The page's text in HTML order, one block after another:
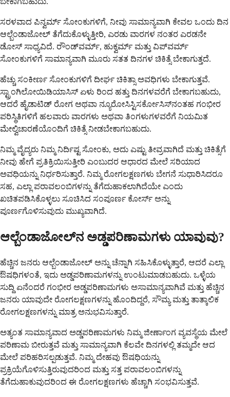
ಸರಳವಾದ ಪಿನ್ವರ್ಮ್ ಸೋಂಕುಗಳಿಗೆ, ನೀವು ಸಾಮಾನ್ಯವಾಗಿ ಕೇವಲ ಒಂದು ದಿನ
ಆಲ್ಬೆಂಡಾಜೋಲ್ ತೆಗೆದುಕೊಳ್ಳುತ್ತೀರಿ, ಎರಡು ವಾರಗಳ ನಂತರ ಎರಡನೇ
ಡೋಸ್ ಸಾಧ್ಯವಿದೆ. ರೌಂಡ್‌ವರ್ಮ್, ಹುಕ್ವರ್ಮ್ ಮತ್ತು ವಿಪ್‌ವರ್ಮ್
ಸೋಂಕುಗಳಿಗೆ ಸಾಮಾನ್ಯವಾಗಿ ಮೂರು ಸತತ ದಿನಗಳ ಚಿಕಿತ್ಸೆ ಬೇಕಾಗುತ್ತದೆ.
ಹೆಚ್ಚು ಸಂಕೀರ್ಣ ಸೋಂಕುಗಳಿಗೆ ದೀರ್ಘ ಚಿಕಿತ್ಸಾ ಅವಧಿಗಳು ಬೇಕಾಗುತ್ತವೆ.
ಸ್ಟ್ರಾಂಗಿಲೋಯಿಡಿಯಾಸಿಸ್ ಏಳು ರಿಂದ ಹತ್ತು ದಿನಗಳವರೆಗೆ ಬೇಕಾಗಬಹುದು,
ಆದರೆ ಹೈಡಾಟಿಡ್ ರೋಗ ಅಥವಾ ನ್ಯೂರೋಸಿಸ್ಟಿಸರ್ಕೋಸಿಸ್‌ನಂತಹ ಗಂಭೀರ
ಪರಿಸ್ಥಿತಿಗಳಿಗೆ ಹಲವಾರು ವಾರಗಳು ಅಥವಾ ತಿಂಗಳುಗಳವರೆಗೆ ನಿಯಮಿತ
ಮೇಲ್ವಿಚಾರಣೆಯೊಂದಿಗೆ ಚಿಕಿತ್ಸೆ ನೀಡಬೇಕಾಗಬಹುದು.
ನಿಮ್ಮ ವೈದ್ಯರು ನಿಮ್ಮ ನಿರ್ದಿಷ್ಟ ಸೋಂಕು, ಅದು ಎಷ್ಟು ತೀವ್ರವಾಗಿದೆ ಮತ್ತು ಚಿಕಿತ್ಸೆಗೆ
ನೀವು ಹೇಗೆ ಪ್ರತಿಕ್ರಿಯಿಸುತ್ತೀರಿ ಎಂಬುದರ ಆಧಾರದ ಮೇಲೆ ಸರಿಯಾದ
ಅವಧಿಯನ್ನು ನಿರ್ಧರಿಸುತ್ತಾರೆ. ನಿಮ್ಮ ರೋಗಲಕ್ಷಣಗಳು ಬೇಗನೆ ಸುಧಾರಿಸಿದರೂ
ಸಹ, ಎಲ್ಲಾ ಪರಾವಲಂಬಿಗಳನ್ನು ತೆಗೆದುಹಾಕಲಾಗಿದೆಯೇ ಎಂದು
ಖಚಿತಪಡಿಸಿಕೊಳ್ಳಲು ಸೂಚಿಸಿದ ಸಂಪೂರ್ಣ ಕೋರ್ಸ್ ಅನ್ನು
ಪೂರ್ಣಗೊಳಿಸುವುದು ಮುಖ್ಯವಾಗಿದೆ.
ಆಲ್ಬೆಂಡಾಜೋಲ್‌ನ ಅಡ್ಡಪರಿಣಾಮಗಳು ಯಾವುವು?
ಹೆಚ್ಚಿನ ಜನರು ಆಲ್ಬೆಂಡಾಜೋಲ್ ಅನ್ನು ಚೆನ್ನಾಗಿ ಸಹಿಸಿಕೊಳ್ಳುತ್ತಾರೆ, ಆದರೆ ಎಲ್ಲಾ
ಔಷಧಿಗಳಂತೆ, ಇದು ಅಡ್ಡಪರಿಣಾಮಗಳನ್ನು ಉಂಟುಮಾಡಬಹುದು. ಒಳ್ಳೆಯ
ಸುದ್ದಿ ಏನೆಂದರೆ ಗಂಭೀರ ಅಡ್ಡಪರಿಣಾಮಗಳು ಅಸಾಮಾನ್ಯವಾಗಿವೆ ಮತ್ತು ಹೆಚ್ಚಿನ
ಜನರು ಯಾವುದೇ ರೋಗಲಕ್ಷಣಗಳನ್ನು ಹೊಂದಿದ್ದರೆ, ಸೌಮ್ಯ ಮತ್ತು ತಾತ್ಕಾಲಿಕ
ರೋಗಲಕ್ಷಣಗಳನ್ನು ಮಾತ್ರ ಅನುಭವಿಸುತ್ತಾರೆ.
ಅತ್ಯಂತ ಸಾಮಾನ್ಯವಾದ ಅಡ್ಡಪರಿಣಾಮಗಳು ನಿಮ್ಮ ಜೀರ್ಣಾಂಗ ವ್ಯವಸ್ಥೆಯ ಮೇಲೆ
ಪರಿಣಾಮ ಬೀರುತ್ತವೆ ಮತ್ತು ಸಾಮಾನ್ಯವಾಗಿ ಕೆಲವೇ ದಿನಗಳಲ್ಲಿ ತಮ್ಮದೇ ಆದ
ಮೇಲೆ ಪರಿಹರಿಸಲ್ಪಡುತ್ತವೆ. ನಿಮ್ಮ ದೇಹವು ಔಷಧಿಯನ್ನು
ಪ್ರಕ್ರಿಯೆಗೊಳಿಸುತ್ತಿರುವುದರಿಂದ ಮತ್ತು ಸತ್ತ ಪರಾವಲಂಬಿಗಳನ್ನು
ತೆಗೆದುಹಾಕುವುದರಿಂದ ಈ ರೋಗಲಕ್ಷಣಗಳು ಹೆಚ್ಚಾಗಿ ಸಂಭವಿಸುತ್ತವೆ.